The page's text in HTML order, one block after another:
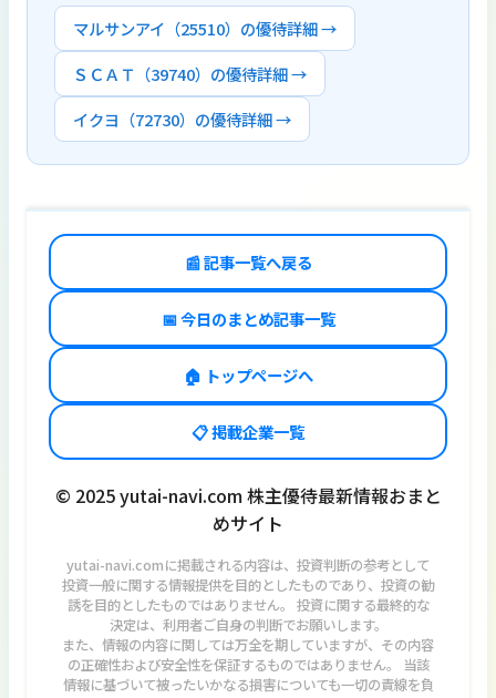
マルサンアイ（25510）の優待詳細 →
ＳＣＡＴ（39740）の優待詳細 →
イクヨ（72730）の優待詳細 →
📰 記事一覧へ戻る
📅 今日のまとめ記事一覧
🏠 トップページへ
📋 掲載企業一覧
© 2025 yutai-navi.com 株主優待最新情報おまと
めサイト
yutai-navi.comに掲載される内容は、投資判断の参考として
投資一般に関する情報提供を目的としたものであり、投資の勧
誘を目的としたものではありません。 投資に関する最終的な
決定は、利用者ご自身の判断でお願いします。
また、情報の内容に関しては万全を期していますが、その内容
の正確性および安全性を保証するものではありません。 当該
情報に基づいて被ったいかなる損害についても一切の責線を負